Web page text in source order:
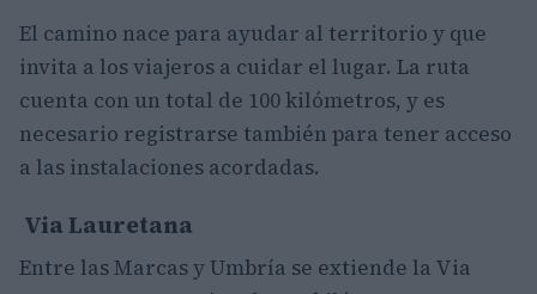
El camino nace para ayudar al territorio y que
invita a los viajeros a cuidar el lugar. La ruta
cuenta con un total de 100 kilómetros, y es
necesario registrarse también para tener acceso
a las instalaciones acordadas.
Via Lauretana
Entre las Marcas y Umbría se extiende la Via